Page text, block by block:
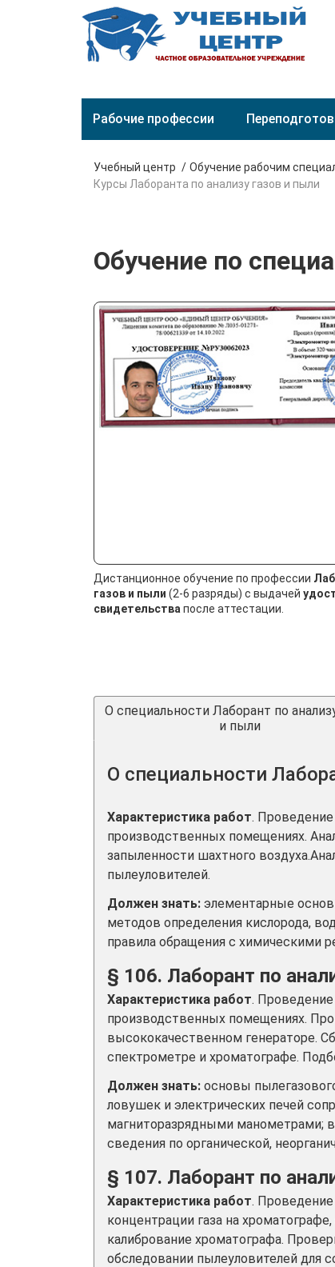
Рабочие профессии
Учебный центр Обучение рабочим
Курсы Лаборанта по анализу газов и пыли
Обучение по
Дистанционное обучение по профессии
газов и пыли (2-6 разряды) с выдачей
свидетельства после аттестации.
О специальности Лаборант по
и пыли
О специальности
Характеристика работ.
производственных помещениях.
запыленности шахтного
пылеуловителей.
Должен знать: элементарные
методов определения кислорода,
правила обращения с химическими
§ 106. Лаборант по
Характеристика работ.
производственных помещениях.
высококачественном генераторе.
спектрометре и хроматографе.
Должен знать: основы
ловушек и электрических печей
магниторазрядными манометрами;
сведения по органической,
§ 107. Лаборант по
Характеристика работ.
концентрации газа на
калибрование хроматографа.
обследовании пылеуловителей для